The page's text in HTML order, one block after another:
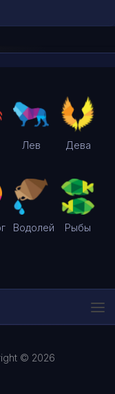
Лев Дева
Водолей Рыбы
© 2026